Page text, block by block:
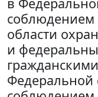
в
соблюдением
области
и
Федеральной